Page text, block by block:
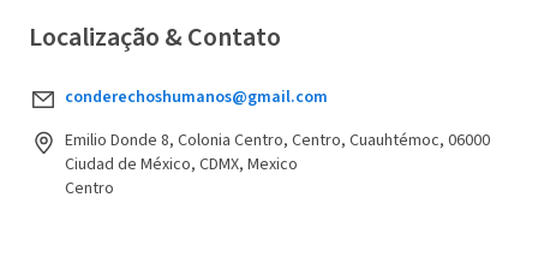
Localização & Contato
conderechoshumanos@gmail.com
Emilio Donde 8, Colonia Centro, Centro, Cuauhtémoc, 06000
Ciudad de México, CDMX, Mexico
Centro